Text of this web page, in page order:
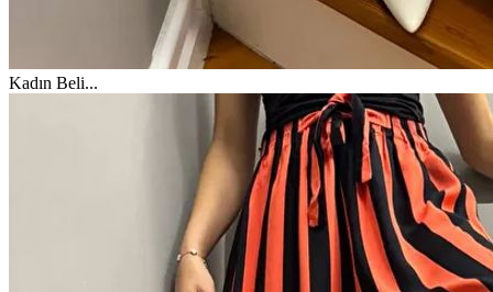
Kadın Beli...